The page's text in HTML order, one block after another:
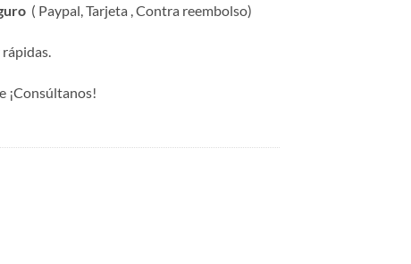
( Paypal, Tarjeta , Contra reembolso)
¡Consúltanos!